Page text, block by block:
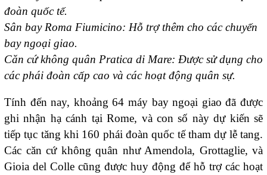
đoàn quốc tế.
Sân bay Roma Fiumicino: Hỗ trợ thêm cho các chuyến
bay ngoại giao.
Căn cứ không quân Pratica di Mare: Được sử dụng cho
các phái đoàn cấp cao và các hoạt động quân sự.
Tính đến nay, khoảng 64 máy bay ngoại giao đã được
ghi nhận hạ cánh tại Rome, và con số này dự kiến sẽ
tiếp tục tăng khi 160 phái đoàn quốc tế tham dự lễ tang.
Các căn cứ không quân như Amendola, Grottaglie, và
Gioia del Colle cũng được huy động để hỗ trợ các hoạt